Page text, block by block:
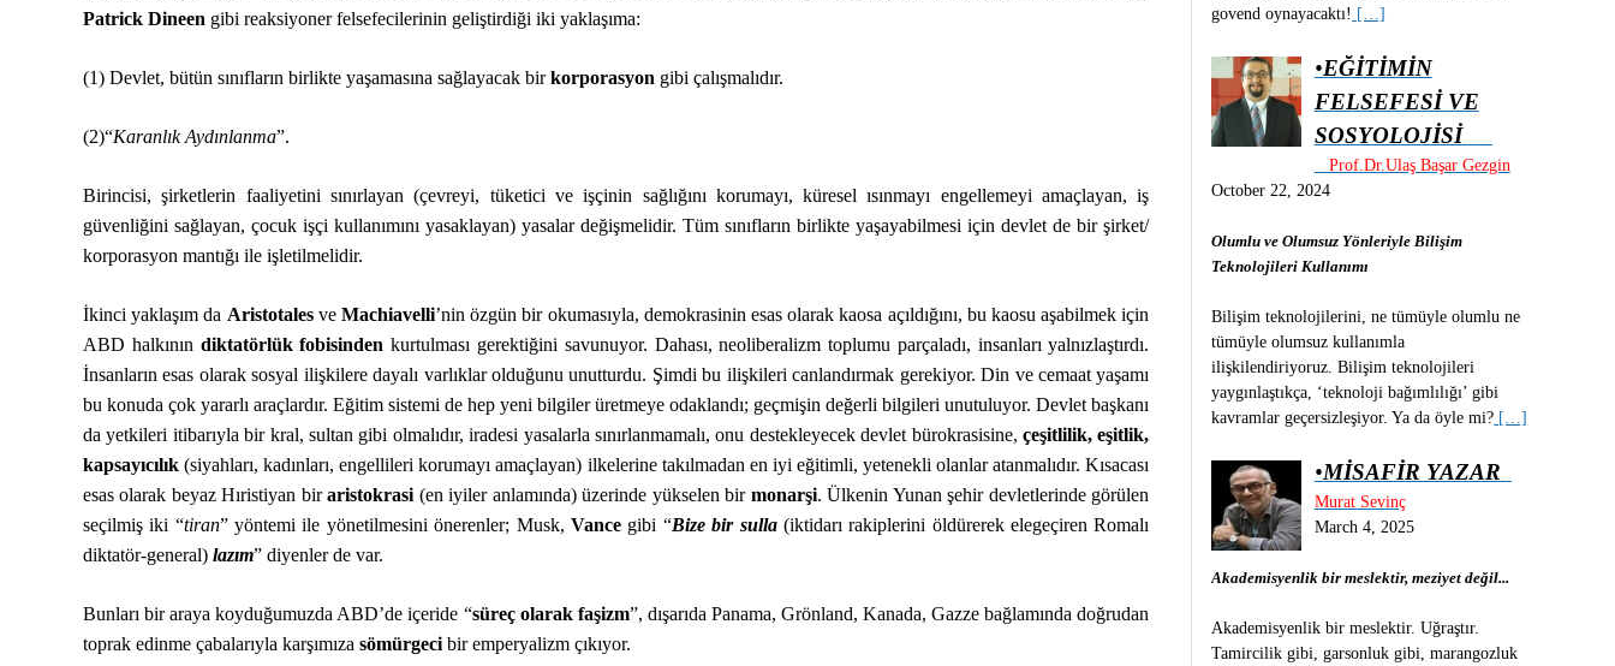
Patrick Dineen gibi reaksiyoner felsefecilerinin geliştirdiği iki yaklaşıma:
(1) Devlet, bütün sınıfların birlikte yaşamasına sağlayacak birkorporasyon gibi çalışmalıdır.
(2)“Karanlık Aydınlanma”.
Birincisi, şirketlerin faaliyetini sınırlayan (çevreyi, tüketici ve işçinin sağlığını korumayı, küresel ısınmayı engellemeyi amaçlayan, iş
güvenliğini sağlayan, çocuk işçi kullanımını yasaklayan) yasalar değişmelidir. Tüm sınıfların birlikte yaşayabilmesi için devlet de bir şirket/
korporasyon mantığı ile işletilmelidir.
İkinci yaklaşım da AristotalesveMachiavelli’nin özgün bir okumasıyla, demokrasinin esas olarak kaosa açıldığını, bu kaosu aşabilmek için
ABD halkının diktatörlük fobisinden kurtulması gerektiğini savunuyor. Dahası, neoliberalizm toplumu parçaladı, insanları yalnızlaştırdı.
İnsanların esas olarak sosyal ilişkilere dayalı varlıklar olduğunu unutturdu. Şimdi bu ilişkileri canlandırmak gerekiyor. Din ve cemaat yaşamı
bu konuda çok yararlı araçlardır. Eğitim sistemi de hep yeni bilgiler üretmeye odaklandı; geçmişin değerli bilgileri unutuluyor. Devlet başkanı
da yetkileri itibarıyla bir kral, sultan gibi olmalıdır, iradesi yasalarla sınırlanmamalı, onu destekleyecek devlet bürokrasisine,çeşitlilik, eşitlik,
kapsayıcılık(siyahları, kadınları, engellileri korumayı amaçlayan) ilkelerine takılmadan en iyi eğitimli, yetenekli olanlar atanmalıdır. Kısacası
esas olarak beyaz Hıristiyan biraristokrasi (en iyiler anlamında) üzerinde yükselen bir monarşi. Ülkenin Yunan şehir devletlerinde görülen
seçilmiş iki “tiran” yöntemi ile yönetilmesini önerenler; Musk,Vance gibi “Bize bir sulla(iktidarı rakiplerini öldürerek elegeçiren Romalı
diktatör-general) lazım” diyenler de var.
Bunları bir araya koyduğumuzda ABD’de içeride “süreç olarak faşizm”, dışarıda Panama, Grönland, Kanada, Gazze bağlamında doğrudan
toprak edinme çabalarıyla karşımıza sömürgecibir emperyalizm çıkıyor.
govend oynayacaktı! […]
•EĞİTİMİN
FELSEFESİ VE
SOSYOLOJİSİ
Prof.Dr.Ulaş Başar Gezgin
October 22, 2024
Olumlu ve Olumsuz Yönleriyle Bilişim
Teknolojileri Kullanımı
Bilişim teknolojilerini, ne tümüyle olumlu ne
tümüyle olumsuz kullanımla
ilişkilendiriyoruz. Bilişim teknolojileri
yaygınlaştıkça, ‘teknoloji bağımlılığı’ gibi
kavramlar geçersizleşiyor. Ya da öyle mi? […]
•MİSAFİR YAZAR
Murat Sevinç
March 4, 2025
Akademisyenlik bir meslektir, meziyet değil...
Akademisyenlik bir meslektir. Uğraştır.
Tamircilik gibi, garsonluk gibi, marangozluk